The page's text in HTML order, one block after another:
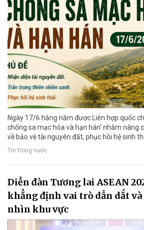
Ngày 17/6 hằng năm được Liên hợp quốc
chống sa mạc hóa và hạn hán' nhằm nâng
về bảo vệ tài nguyên đất, phục hồi hệ sinh
Tin trong nước
Diễn đàn Tương lai ASEAN
khẳng định vai trò dẫn dắt
nhìn khu vực